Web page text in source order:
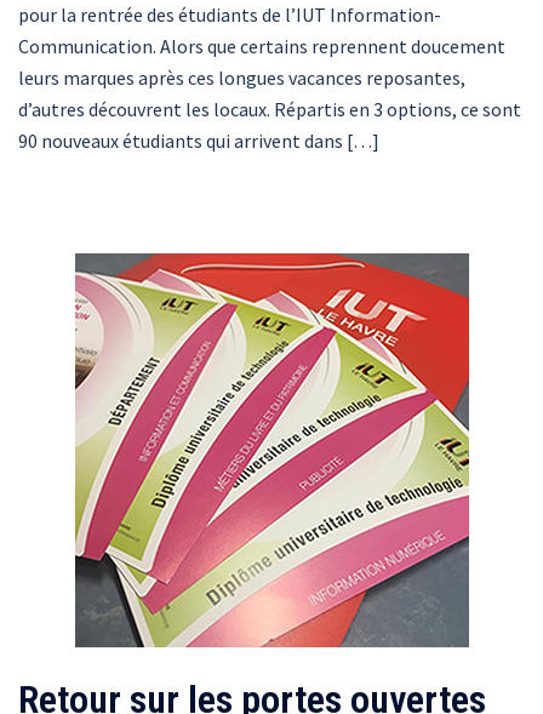
pour la rentrée des étudiants de l’IUT Information-
Communication. Alors que certains reprennent doucement
leurs marques après ces longues vacances reposantes,
d’autres découvrent les locaux. Répartis en 3 options, ce sont
90 nouveaux étudiants qui arrivent dans […]
Retour sur les portes ouvertes